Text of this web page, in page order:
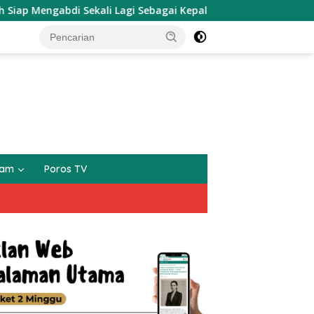
Lagi Sebagai Kepala Desa Setialaksana
Poros TV